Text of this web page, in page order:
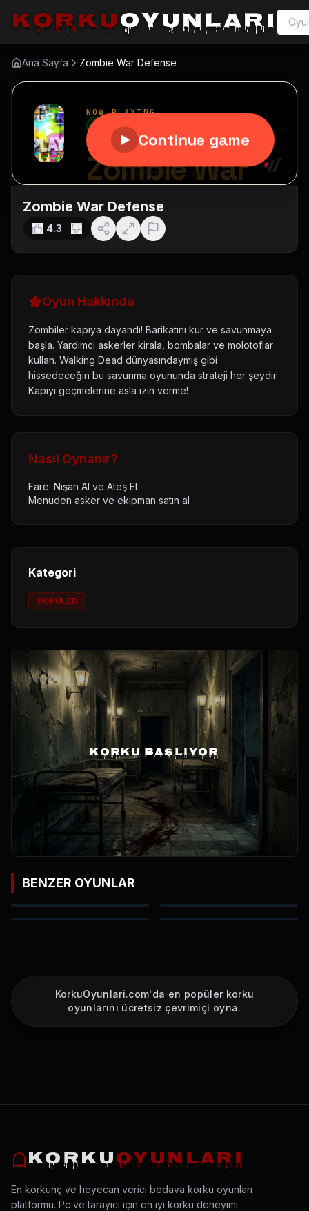
korkuoyunları
Ana Sayfa Zombie War Defense
Zombie War Defense
4.3
Oyun Hakkında
Zombiler kapıya dayandı! Barikatını kur ve savunmaya
başla. Yardımcı askerler kirala, bombalar ve molotoflar
kullan. Walking Dead dünyasındaymış gibi
hissedeceğin bu savunma oyununda strateji her şeydir.
Kapıyı geçmelerine asla izin verme!
Nasıl Oynanır?
Fare: Nişan Al ve Ateş Et
Menüden asker ve ekipman satın al
Kategori
POPÜLER
KORKU BAŞLIYOR
BENZER OYUNLAR
KorkuOyunlari.com'da en popüler korku
oyunlarını ücretsiz çevrimiçi oyna.
KORKUOYUNLARI
En korkunç ve heyecan verici bedava korku oyunları
platformu. Pc ve tarayıcı için en iyi korku deneyimi.